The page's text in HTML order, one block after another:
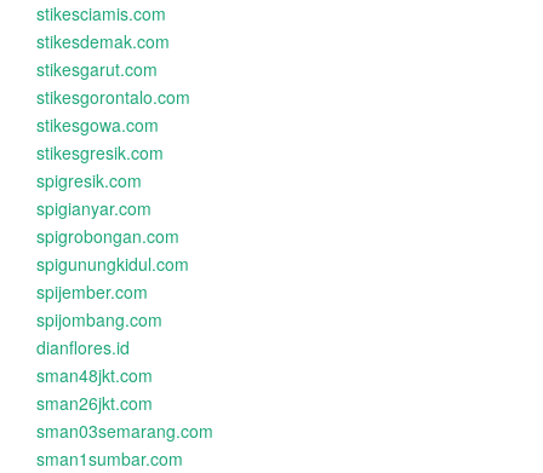
stikesciamis.com
stikesdemak.com
stikesgarut.com
stikesgorontalo.com
stikesgowa.com
stikesgresik.com
spigresik.com
spigianyar.com
spigrobongan.com
spigunungkidul.com
spijember.com
spijombang.com
dianflores.id
sman48jkt.com
sman26jkt.com
sman03semarang.com
sman1sumbar.com